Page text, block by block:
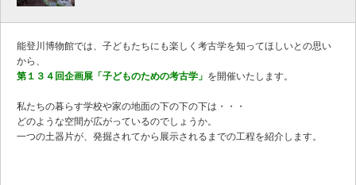
能登川博物館では、子どもたちにも楽しく考古学を知ってほしいとの思い
から、
第１３４回企画展「子どものための考古学」 を開催いたします。
私たちの暮らす学校や家の地面の下の下の下は・・・
どのような空間が広がっているのでしょうか。
一つの土器片が、発掘されてから展示されるまでの工程を紹介します。